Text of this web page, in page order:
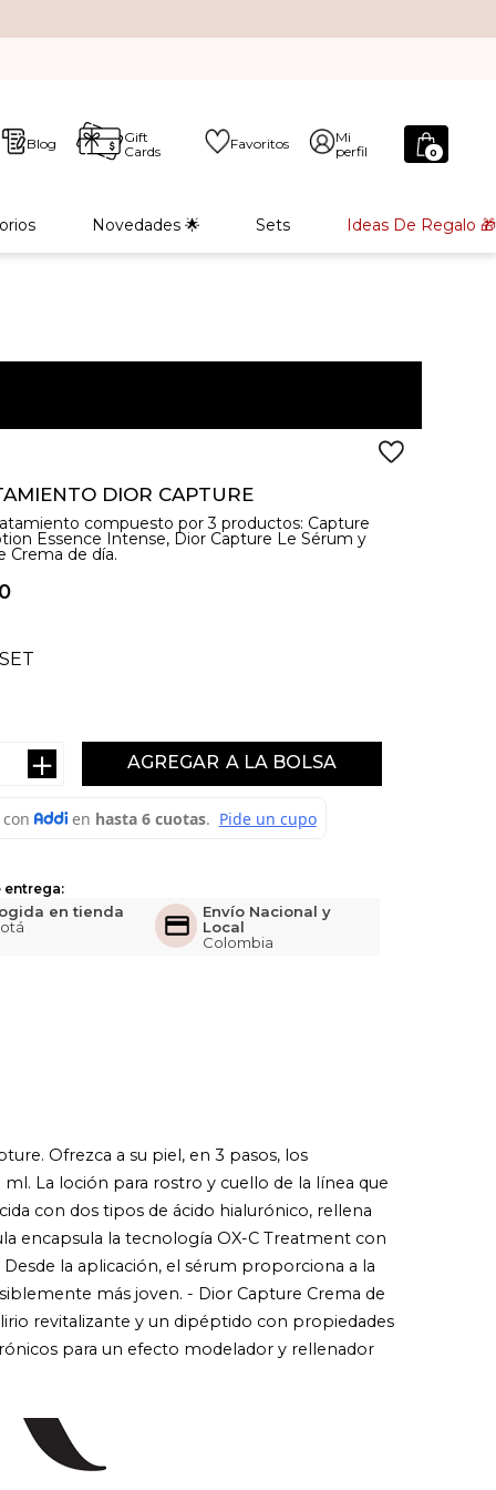
Blog
Gift
Cards
Favoritos
Mi
perfil
0
Novedades 🌟 Sets Ideas De Regalo 🎁
DIOR CAPTURE
compuesto por 3 productos: Capture
Essence Intense, Dior Capture Le Sérum y
Crema de día.
SET
AGREGAR
＋
entrega:
en tienda
Envío Nacional y
Local
Colombia
Ofrezca a su piel, en 3 pasos, los
La loción para rostro y cuello de la línea que
con dos tipos de ácido hialurónico, rellena
encapsula la tecnología OX-C Treatment con
la aplicación, el sérum proporciona a la
más joven. - Dior Capture Crema de
revitalizante y un dipéptido con propiedades
para un efecto modelador y rellenador